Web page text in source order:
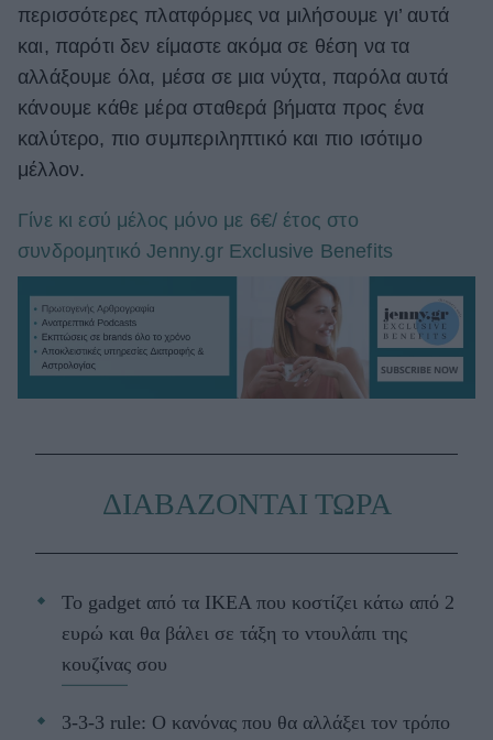
περισσότερες πλατφόρμες να μιλήσουμε γι’ αυτά
και, παρότι δεν είμαστε ακόμα σε θέση να τα
αλλάξουμε όλα, μέσα σε μια νύχτα, παρόλα αυτά
κάνουμε κάθε μέρα σταθερά βήματα προς ένα
καλύτερο, πιο συμπεριληπτικό και πιο ισότιμο
μέλλον.
Γίνε κι εσύ μέλος μόνο με 6€/ έτος στο
συνδρομητικό Jenny.gr Exclusive Benefits
ΔΙΑΒΑΖΟΝΤΑΙ ΤΩΡΑ
Το gadget από τα IKEA που κοστίζει κάτω από 2
ευρώ και θα βάλει σε τάξη το ντουλάπι της
κουζίνας σου
3-3-3 rule: Ο κανόνας που θα αλλάξει τον τρόπο